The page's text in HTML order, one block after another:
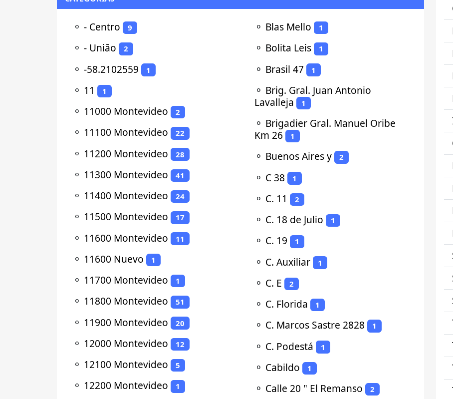
⚬ - Centro 9
⚬ - União 2
⚬ -58.2102559 1
⚬ 11 1
⚬ 11000 Montevideo 2
⚬ 11100 Montevideo 22
⚬ 11200 Montevideo 28
⚬ 11300 Montevideo 41
⚬ 11400 Montevideo 24
⚬ 11500 Montevideo 17
⚬ 11600 Montevideo 11
⚬ 11600 Nuevo 1
⚬ 11700 Montevideo 1
⚬ 11800 Montevideo 51
⚬ 11900 Montevideo 20
⚬ 12000 Montevideo 12
⚬ 12100 Montevideo 5
⚬ 12200 Montevideo 1
⚬ Blas Mello 1
⚬ Bolita Leis 1
⚬ Brasil 47 1
⚬ Brig. Gral. Juan Antonio
Lavalleja
1
⚬ Brigadier Gral. Manuel Oribe
Km 26
1
⚬ Buenos Aires y 2
⚬ C 38 1
⚬ C. 11 2
⚬ C. 18 de Julio 1
⚬ C. 19 1
⚬ C. Auxiliar 1
⚬ C. E 2
⚬ C. Florida 1
⚬ C. Marcos Sastre 2828 1
⚬ C. Podestá 1
⚬ Cabildo 1
⚬ Calle 20 " El Remanso 2